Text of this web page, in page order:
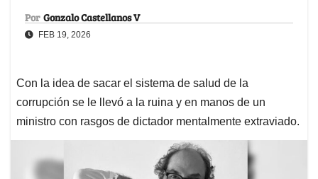
Por Gonzalo Castellanos V
FEB 19, 2026
Con la idea de sacar el sistema de salud de la
corrupción se le llevó a la ruina y en manos de un
ministro con rasgos de dictador mentalmente extraviado.